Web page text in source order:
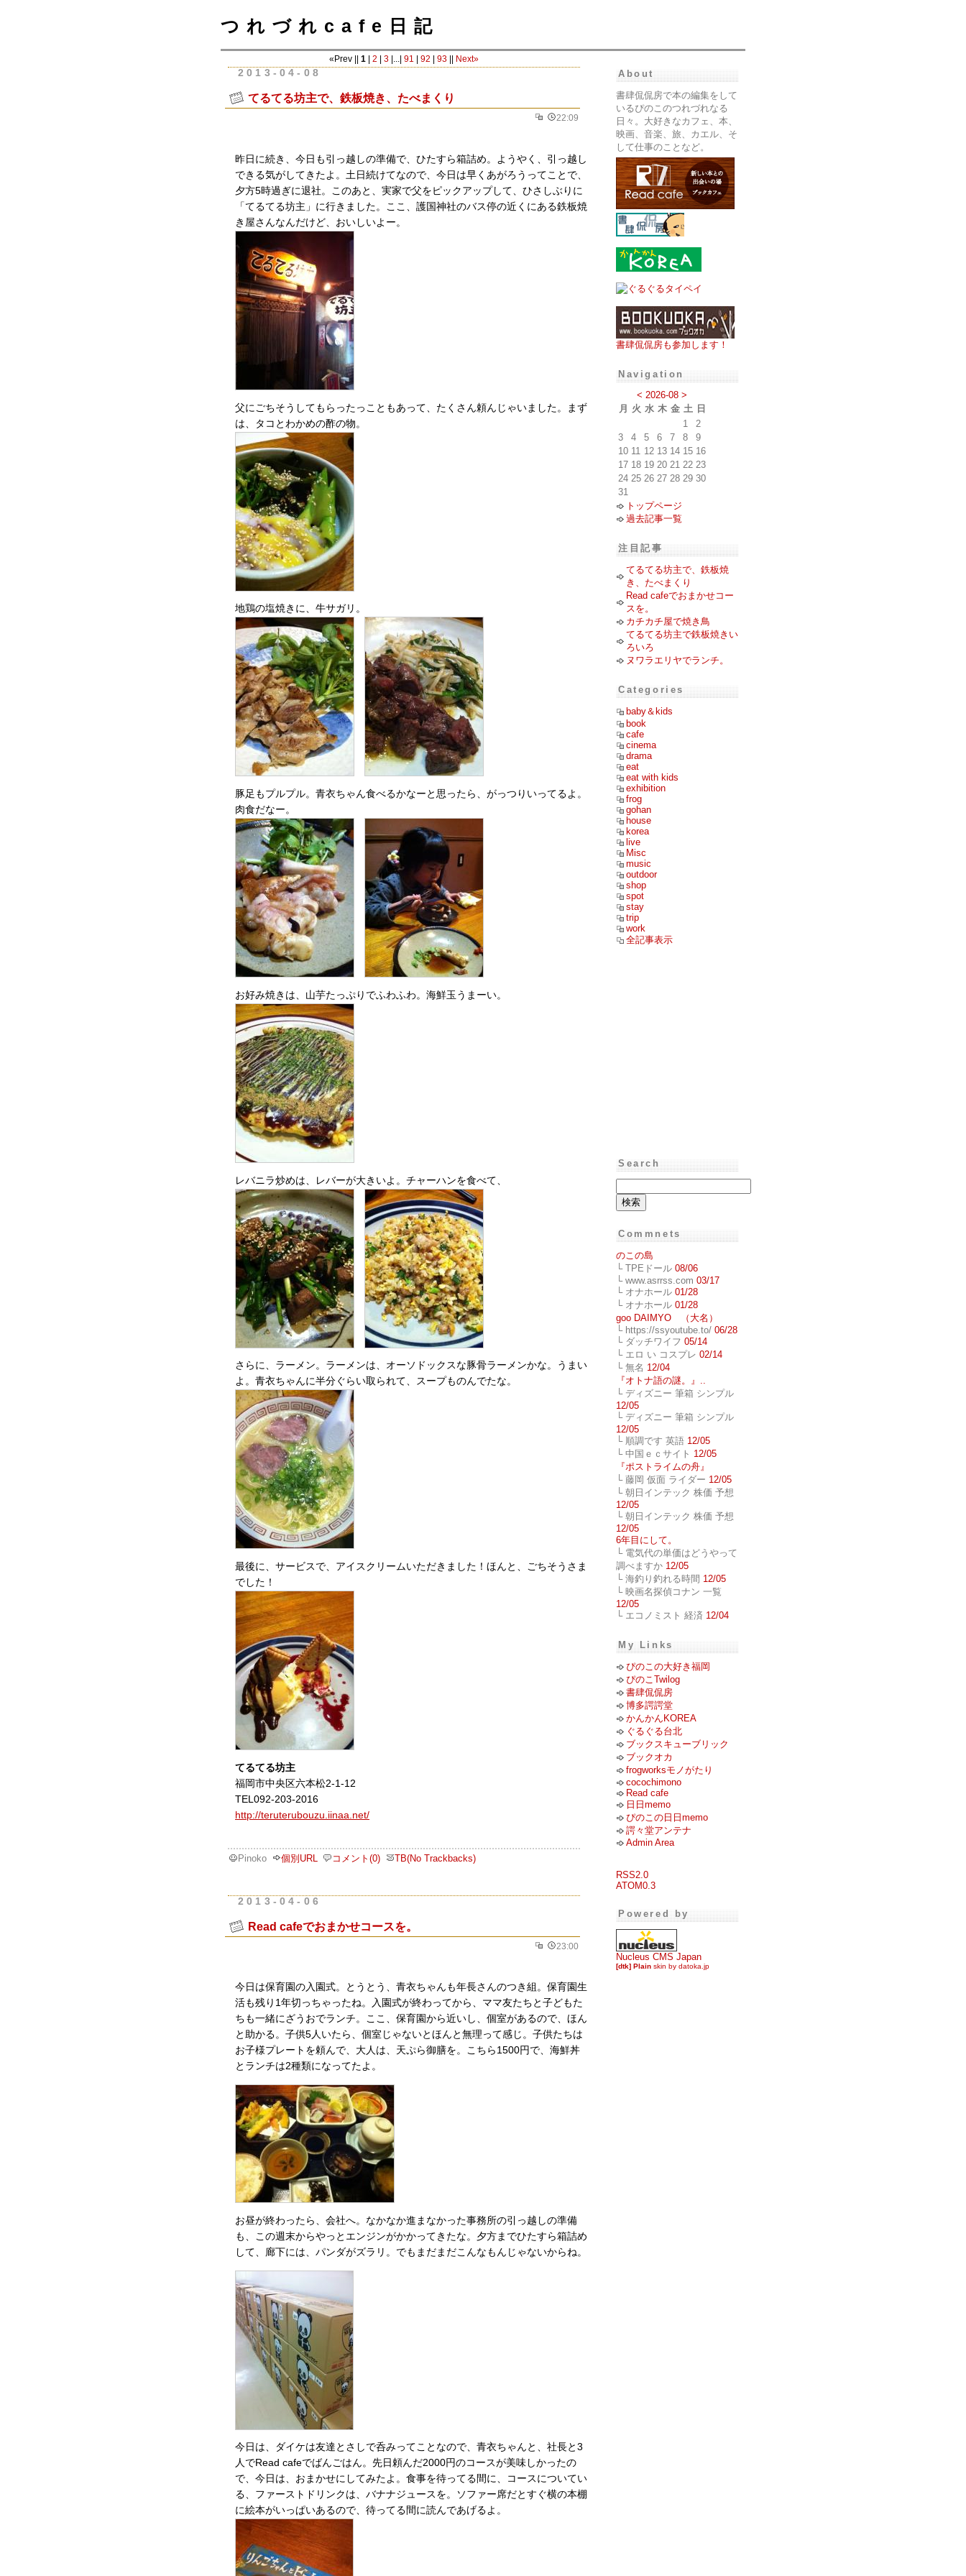
つれづれcafe日記
«Prev || 1 2 3 |...| 91 92 93 Next»
2013-04-08
てるてる坊主で、鉄板焼き、たべまくり
22:09
昨日に続き、今日も引っ越しの準備で、ひたすら箱詰め。ようやく、引っ越し
できる気がしてきたよ。土日続けてなので、今日は早くあがろうってことで、
夕方5時過ぎに退社。このあと、実家で父をピックアップして、ひさしぶりに
「てるてる坊主」に行きました。ここ、護国神社のバス停の近くにある鉄板焼
き屋さんなんだけど、おいしいよー。
父にごちそうしてもらったっこともあって、たくさん頼んじゃいました。まず
は、タコとわかめの酢の物。
地鶏の塩焼きに、牛サガリ。
豚足もプルプル。青衣ちゃん食べるかなーと思ったら、がっつりいってるよ。
肉食だなー。
お好み焼きは、山芋たっぷりでふわふわ。海鮮玉うまーい。
レバニラ炒めは、レバーが大きいよ。チャーハンを食べて、
さらに、ラーメン。ラーメンは、オーソドックスな豚骨ラーメンかな。うまい
よ。青衣ちゃんに半分ぐらい取られて、スープものんでたな。
最後に、サービスで、アイスクリームいただきました！ほんと、ごちそうさま
でした！
てるてる坊主
福岡市中央区六本松2-1-12
TEL092-203-2016
http://teruterubouzu.iinaa.net/
Pinoko 個別URL コメント(0) TB(No Trackbacks)
2013-04-06
Read cafeでおまかせコースを。
23:00
今日は保育園の入園式。とうとう、青衣ちゃんも年長さんのつき組。保育園生
活も残り1年切っちゃったね。入園式が終わってから、ママ友たちと子どもた
ちも一緒にざうおでランチ。ここ、保育園から近いし、個室があるので、ほん
と助かる。子供5人いたら、個室じゃないとほんと無理って感じ。子供たちは
お子様プレートを頼んで、大人は、天ぷら御膳を。こちら1500円で、海鮮丼
とランチは2種類になってたよ。
お昼が終わったら、会社へ。なかなか進まなかった事務所の引っ越しの準備
も、この週末からやっとエンジンがかかってきたな。夕方までひたすら箱詰め
して、廊下には、パンダがズラリ。でもまだまだこんなもんじゃないからね。
今日は、ダイケは友達とさしで呑みってことなので、青衣ちゃんと、社長と3
人でRead cafeでばんごはん。先日頼んだ2000円のコースが美味しかったの
で、今日は、おまかせにしてみたよ。食事を待ってる間に、コースについてい
る、ファーストドリンクは、バナナジュースを。ソファー席だとすぐ横の本棚
に絵本がいっぱいあるので、待ってる間に読んであげるよ。
About
書肆侃侃房で本の編集をして
いるぴのこのつれづれなる
日々。大好きなカフェ、本、
映画、音楽、旅、カエル、そ
して仕事のことなど。
書肆侃侃房も参加します！
Navigation
< 2026-08 >
月
火 水 木 金 土 日
1
2
3
4 5 6 7 8
9
10 11 12 13 14 15 16
17 18 19 20 21 22 23
24 25 26 27 28 29 30
31
トップページ
過去記事一覧
注目記事
てるてる坊主で、鉄板焼
き、たべまくり
Read cafeでおまかせコー
スを。
カチカチ屋で焼き鳥
てるてる坊主で鉄板焼きい
ろいろ
ヌワラエリヤでランチ。
Categories
baby＆kids
book
cafe
cinema
drama
eat
eat with kids
exhibition
frog
gohan
house
korea
live
Misc
music
outdoor
shop
spot
stay
trip
work
全記事表示
Search
Commnets
のこの島
└ TPEドール 08/06
└ www.asrrss.com 03/17
└ オナホール 01/28
└ オナホール 01/28
goo DAIMYO （大名）
└ https://ssyoutube.to/ 06/28
└ ダッチワイフ 05/14
└ エロ い コスプレ 02/14
└ 無名 12/04
『オトナ語の謎。』..
└ ディズニー 筆箱 シンプル
12/05
└ ディズニー 筆箱 シンプル
12/05
└ 順調です 英語 12/05
└ 中国ｅｃサイト 12/05
『ポストライムの舟』
└ 藤岡 仮面 ライダー 12/05
└ 朝日インテック 株価 予想
12/05
└ 朝日インテック 株価 予想
12/05
6年目にして。
└ 電気代の単価はどうやって
調べますか 12/05
└ 海釣り釣れる時間 12/05
└ 映画名探偵コナン 一覧
12/05
└ エコノミスト 経済 12/04
My Links
ぴのこの大好き福岡
ぴのこTwilog
書肆侃侃房
博多諤諤堂
かんかんKOREA
ぐるぐる台北
ブックスキューブリック
ブックオカ
frogworksモノがたり
cocochimono
Read cafe
日日memo
ぴのこの日日memo
諤々堂アンテナ
Admin Area
RSS2.0
ATOM0.3
Powered by
Nucleus CMS Japan
[dtk] Plain skin by datoka.jp